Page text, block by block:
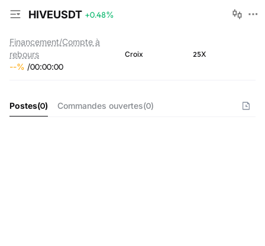
HIVEUSDT +0.48%
Financement/Compte à
rebours
--% /00:00:00
Croix 25X
Postes(0) Commandes ouvertes(0)